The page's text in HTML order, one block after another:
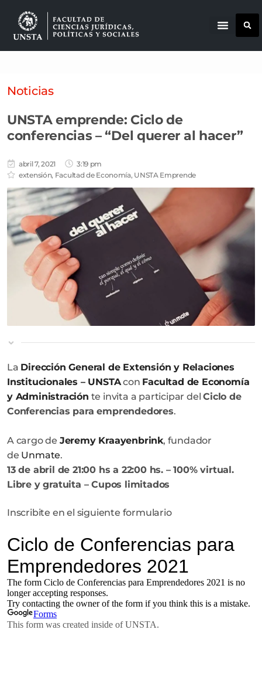
Noticias
UNSTA emprende: Ciclo de
conferencias – “Del querer al hacer”
abril 7, 2021
3:19 pm
extensión, Facultad de Economía, UNSTA Emprende
La Dirección General de Extensión y Relaciones
Institucionales – UNSTAcon Facultad de Economía
y Administración te invita a participar delCiclo de
Conferencias para emprendedores.
A cargo de Jeremy Kraayenbrink, fundador
de Unmate.
13 de abril de 21:00 hs a 22:00 hs. – 100% virtual.
Libre y gratuita – Cupos limitados
Inscribite en el siguiente formulario